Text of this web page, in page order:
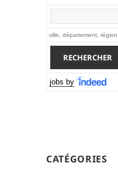
ville, département,
jobs by
CATÉGORIES